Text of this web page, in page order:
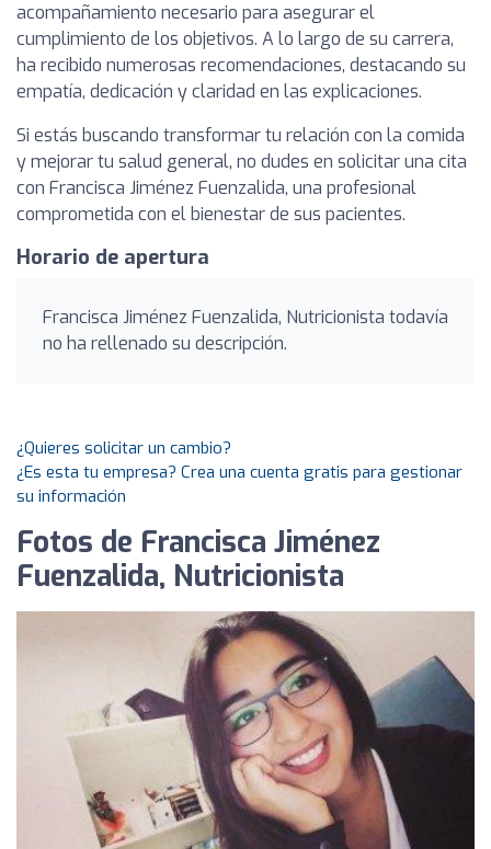
acompañamiento necesario para asegurar el
cumplimiento de los objetivos. A lo largo de su carrera,
ha recibido numerosas recomendaciones, destacando su
empatía, dedicación y claridad en las explicaciones.
Si estás buscando transformar tu relación con la comida
y mejorar tu salud general, no dudes en solicitar una cita
con Francisca Jiménez Fuenzalida, una profesional
comprometida con el bienestar de sus pacientes.
Horario de apertura
Francisca Jiménez Fuenzalida, Nutricionista todavía
no ha rellenado su descripción.
¿Quieres solicitar un cambio?
¿Es esta tu empresa? Crea una cuenta gratis para gestionar
su información
Fotos de Francisca Jiménez
Fuenzalida, Nutricionista